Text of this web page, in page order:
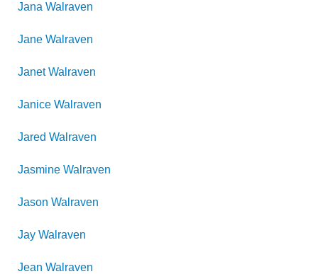
Jana Walraven
Jane Walraven
Janet Walraven
Janice Walraven
Jared Walraven
Jasmine Walraven
Jason Walraven
Jay Walraven
Jean Walraven